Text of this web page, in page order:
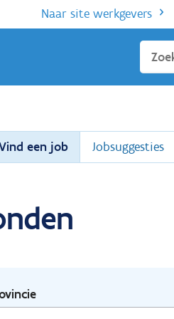
Naar site werkgevers
Sluiten
een job Jobsuggesties